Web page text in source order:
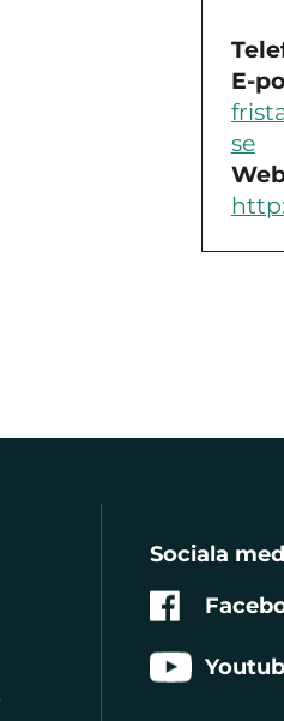
E-
se
Sociala